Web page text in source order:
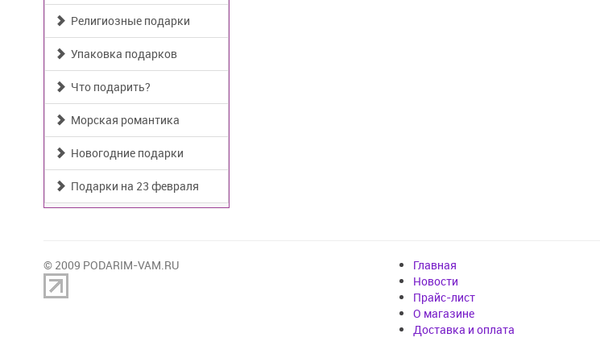
Религиозные подарки
Упаковка подарков
Что подарить?
Морская романтика
Новогодние подарки
Подарки на 23 февраля
© 2009 PODARIM-VAM.RU
Главная
Новости
Прайс-лист
О магазине
Доставка и оплата